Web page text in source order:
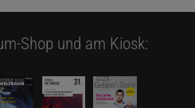
Shop und am Kiosk: